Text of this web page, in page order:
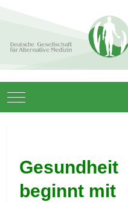
Mobile Menu Toggle
Gesundheit
beginnt mit